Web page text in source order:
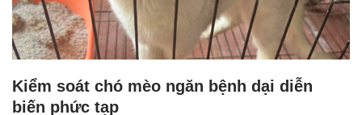
Kiểm soát chó mèo ngăn bệnh dại diễn
biến phức tạp